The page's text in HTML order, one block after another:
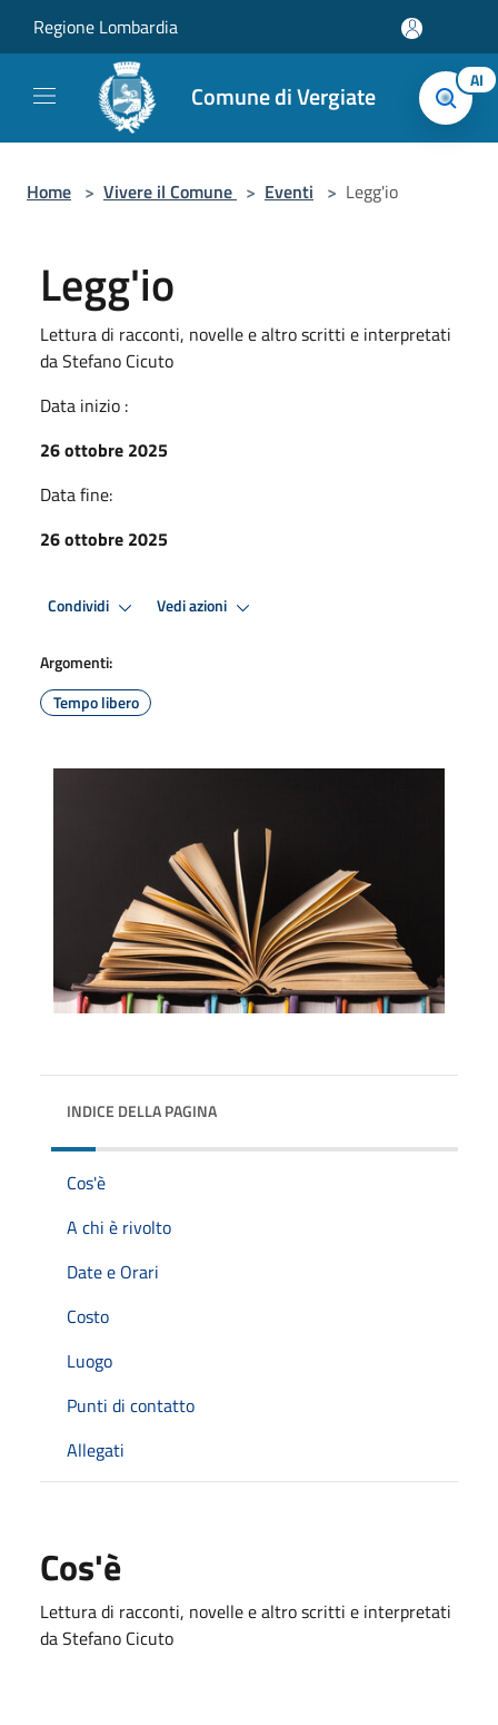
Regione Lombardia
Comune di Vergiate AI
Home > Vivere il Comune > Eventi > Legg'io
Legg'io
Lettura di racconti, novelle e altro scritti e interpretati
da Stefano Cicuto
Data inizio :
26 ottobre 2025
Data fine:
26 ottobre 2025
Condividi Vedi azioni
Argomenti:
Tempo libero
INDICE DELLA PAGINA
Cos'è
A chi è rivolto
Date e Orari
Costo
Luogo
Punti di contatto
Allegati
Cos'è
Lettura di racconti, novelle e altro scritti e interpretati
da Stefano Cicuto